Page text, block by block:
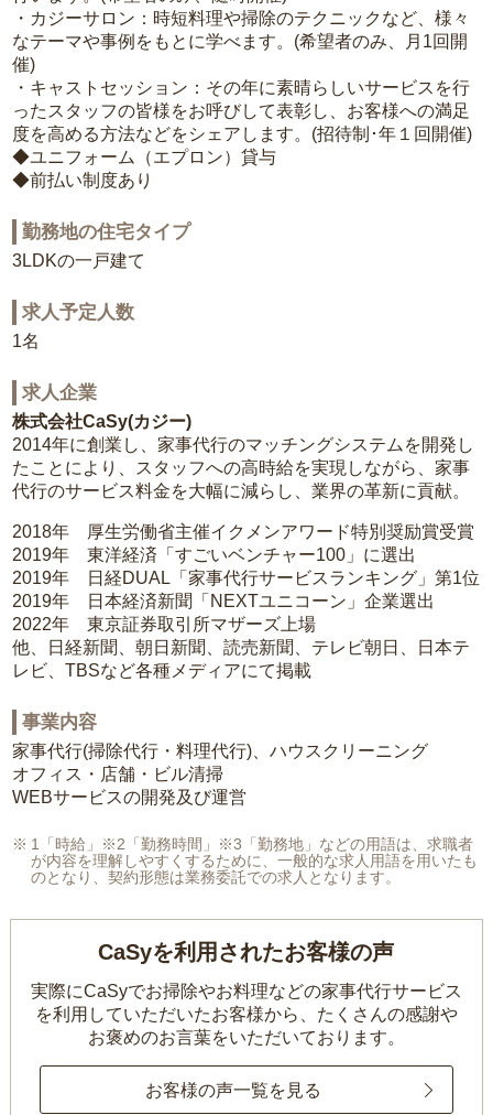
・カジーサロン：時短料理や掃除のテクニックなど、様々
なテーマや事例をもとに学べます。(希望者のみ、月1回開
催)
・キャストセッション：その年に素晴らしいサービスを行
ったスタッフの皆様をお呼びして表彰し、お客様への満足
度を高める方法などをシェアします。(招待制･年１回開催)
◆ユニフォーム（エプロン）貸与
◆前払い制度あり
勤務地の住宅タイプ
3LDKの一戸建て
求人予定人数
1名
求人企業
株式会社CaSy(カジー)
2014年に創業し、家事代行のマッチングシステムを開発し
たことにより、スタッフへの高時給を実現しながら、家事
代行のサービス料金を大幅に減らし、業界の革新に貢献。
2018年 厚生労働省主催イクメンアワード特別奨励賞受賞
2019年 東洋経済「すごいベンチャー100」に選出
2019年 日経DUAL「家事代行サービスランキング」第1位
2019年 日本経済新聞「NEXTユニコーン」企業選出
2022年 東京証券取引所マザーズ上場
他、日経新聞、朝日新聞、読売新聞、テレビ朝日、日本テ
レビ、TBSなど各種メディアにて掲載
事業内容
家事代行(掃除代行・料理代行)、ハウスクリーニング
オフィス・店舗・ビル清掃
WEBサービスの開発及び運営
1「時給」※2「勤務時間」※3「勤務地」などの用語は、求職者
が内容を理解しやすくするために、一般的な求人用語を用いたも
のとなり、契約形態は業務委託での求人となります。
CaSyを利用されたお客様の声
実際にCaSyでお掃除やお料理などの家事代行サービス
を利用していただいたお客様から、 たくさんの感謝や
お褒めのお言葉をいただいております。
お客様の声一覧を見る